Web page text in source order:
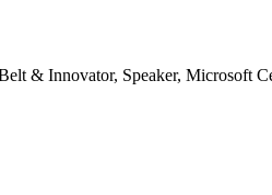
& Innovator, Speaker, Microsoft